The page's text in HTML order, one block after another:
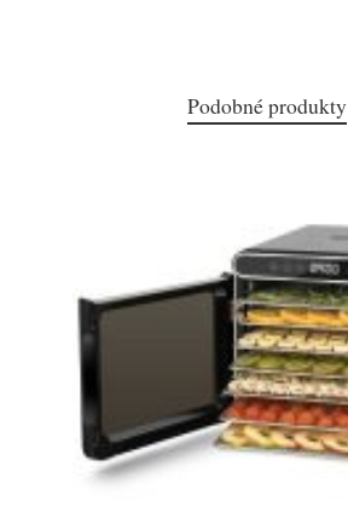
Podobné produkty